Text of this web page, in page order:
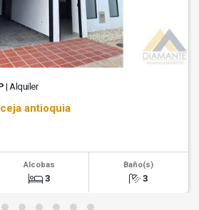
| Alquiler
antioquia
Alcobas
3
Baño(s)
3